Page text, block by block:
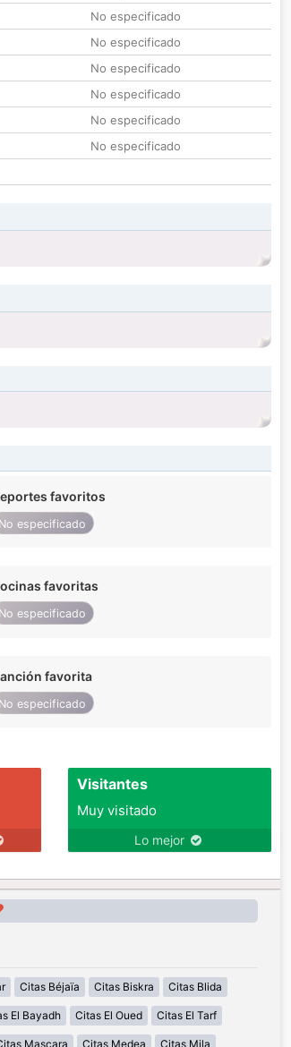
No especificado
No especificado
No especificado
No especificado
No especificado
No especificado
favoritos
No especificado
favoritas
No especificado
favorita
No especificado
Visitantes
Muy visitado
Lo mejor
Citas Béjaïa Citas Biskra Citas Blida
El Bayadh Citas El Oued Citas El Tarf
Mascara Citas Medea Citas Mila